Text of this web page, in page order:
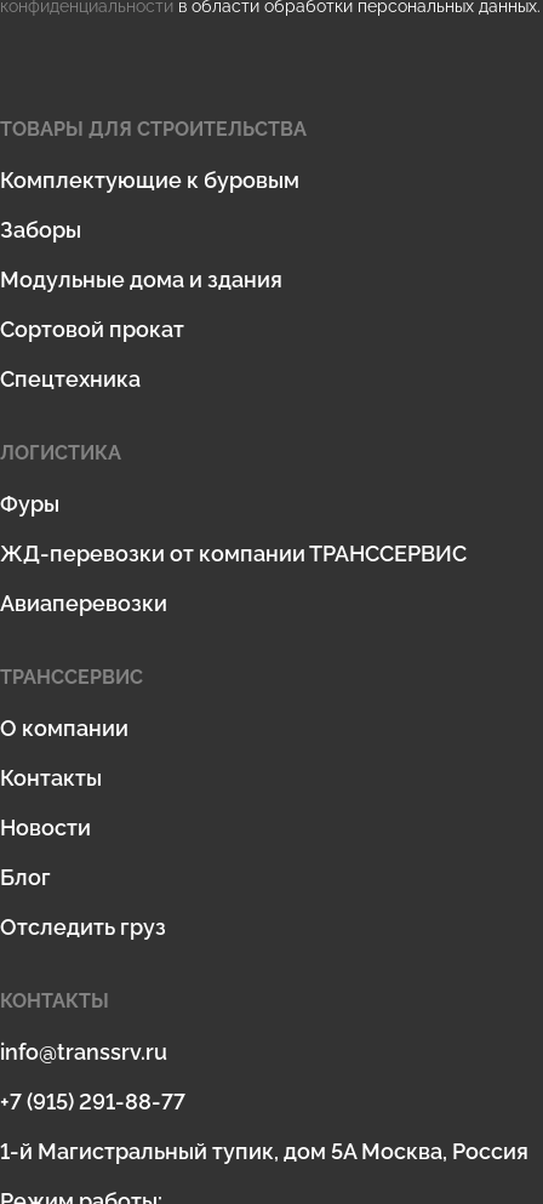
конфиденциальности в области обработки персональных данных.
ТРАНССЕРВИС
О компании
Контакты
Новости
Блог
Отследить груз
ТОВАРЫ ДЛЯ СТРОИТЕЛЬСТВА
Комплектующие к буровым
Заборы
Модульные дома и здания
Сортовой прокат
Спецтехника
ЛОГИСТИКА
Фуры
ЖД-перевозки от компании ТРАНССЕРВИС
Авиаперевозки
КОНТАКТЫ
info@transsrv.ru
+7 (915) 291-88-77
1-й Магистральный тупик, дом 5А Москва, Россия